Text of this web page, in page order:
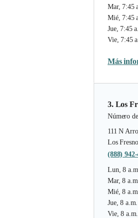
Mar, 7:45
Mié, 7:45
Jue, 7:45
Vie, 7:45
Más
3. Los
Número
111 N
Los
(888)
Lun, 8
Mar, 8
Mié, 8
Jue, 8
Vie, 8